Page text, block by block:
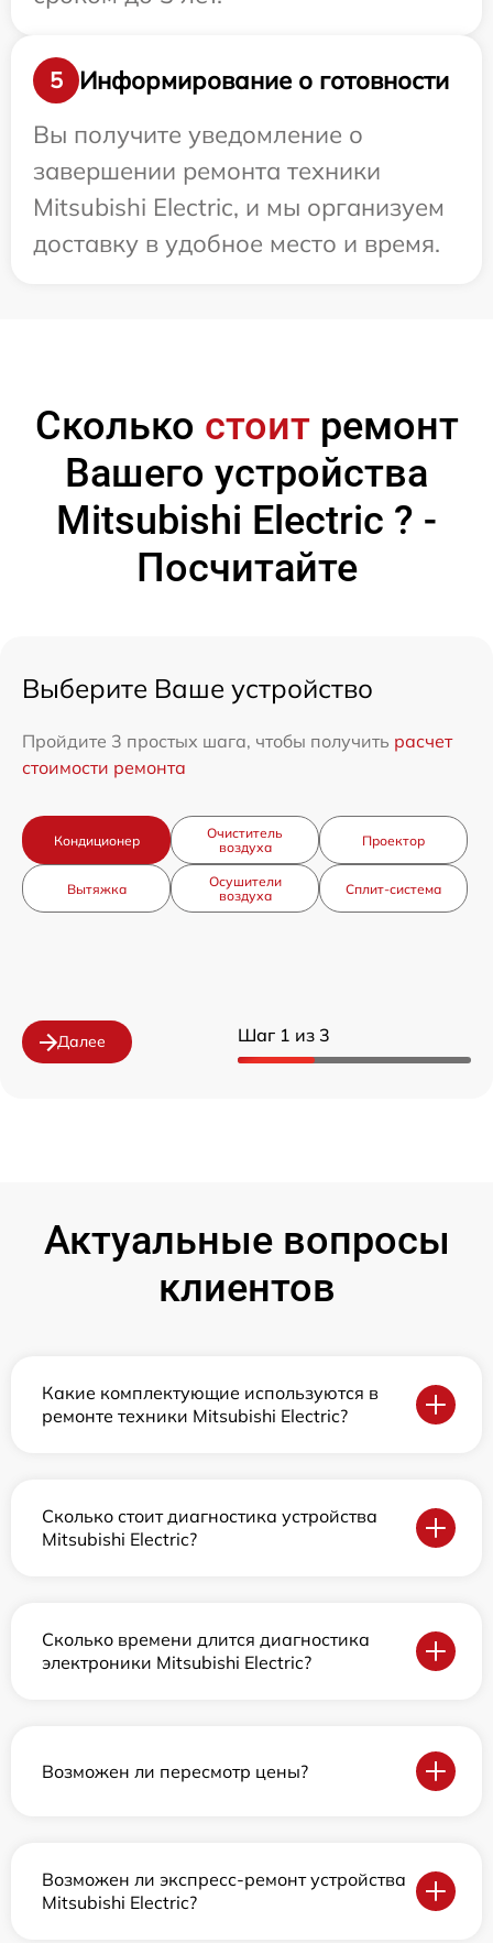
5
Информирование о готовности
Вы получите уведомление о
завершении ремонта техники
Mitsubishi Electric, и мы организуем
доставку в удобное место и время.
Сколько стоитремонт
Вашего устройства
Mitsubishi Electric ? -
Посчитайте
Шаг 1 из 3
Выберите Ваше устройство
Пройдите 3 простых шага, чтобы получить расчет
стоимости ремонта
Кондиционер
Очиститель
воздуха
Проектор
Вытяжка
Осушители
воздуха
Сплит-система
Далее
Актуальные вопросы
клиентов
Какие комплектующие используются в
ремонте техники Mitsubishi Electric?
Сколько стоит диагностика устройства
Mitsubishi Electric?
Сколько времени длится диагностика
электроники Mitsubishi Electric?
Возможен ли пересмотр цены?
Возможен ли экспресс-ремонт устройства
Mitsubishi Electric?